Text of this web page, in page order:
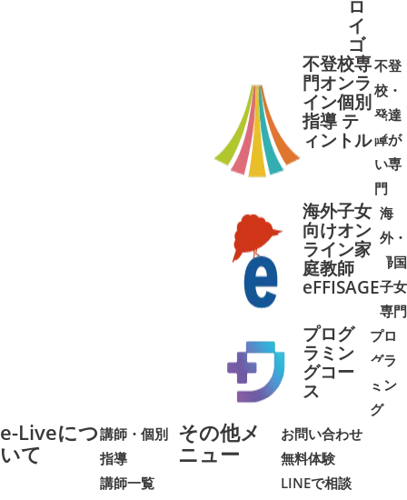
ロ
イ
ゴ
不登校専
門オンラ
イン個別
指導 テ
ィントル
不登
校・
発達
障が
い専
門
➜➜
海外子女
向けオン
ライン家
庭教師
eFFISAGE
海
外・
帰国
子女
専門
➜➜
プログ
ラミン
グコー
ス
プロ
グラ
ミン
グ
➜➜
e-Liveにつ
いて
講師・個別
指導
講師一覧
その他メ
ニュー
お問い合わせ
無料体験
LINEで相談